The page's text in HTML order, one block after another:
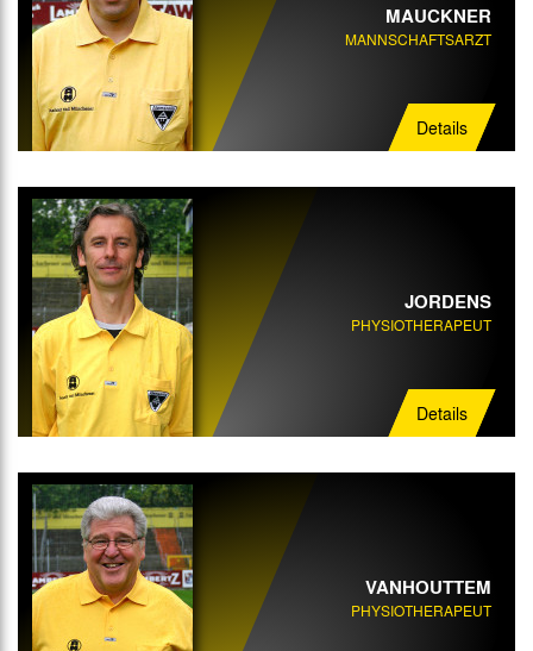
MAUCKNER
MANNSCHAFTSARZT
Details
JORDENS
PHYSIOTHERAPEUT
Details
VANHOUTTEM
PHYSIOTHERAPEUT